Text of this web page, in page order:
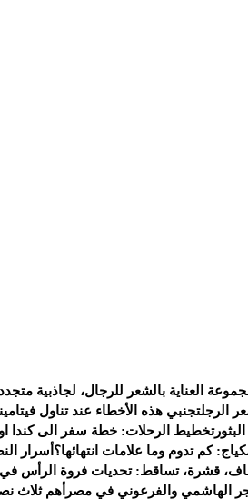
العناية بالشعر للرجال، لجاذبية
الرجلتجنبي هذه الأخطاء عند تناول
تخطيط الرحلات: خطة سفر الى كندا
كم تدوم وما علامات انتهائها؟ أسرار
قشرة، تساقط: تحديات فروة الرأس في
الهاشمي والفرعوني في مصر أهم ثلاث